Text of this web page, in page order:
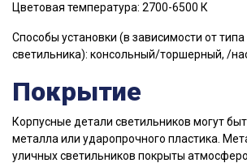
Цветовая температура: 2700-6500 К
Способы установки (в зависимости от типа
светильника): консольный/торшерный, /
Покрытие
Корпусные детали светильников могут
металла или ударопрочного пластика.
уличных светильников покрыты